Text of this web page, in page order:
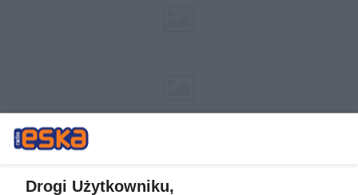
Drogi Użytkowniku,